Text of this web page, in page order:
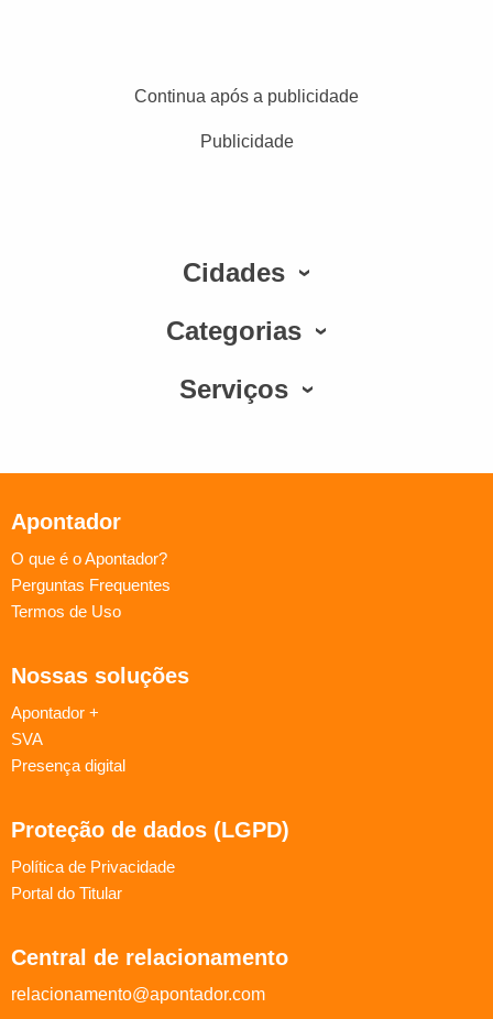
Continua após a publicidade
Publicidade
Cidades
Categorias
Serviços
Apontador
O que é o Apontador?
Perguntas Frequentes
Termos de Uso
Nossas soluções
Apontador +
SVA
Presença digital
Proteção de dados (LGPD)
Política de Privacidade
Portal do Titular
Central de relacionamento
relacionamento@apontador.com